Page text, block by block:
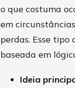
o que costuma
em
perdas. Esse
baseada em
Ideia